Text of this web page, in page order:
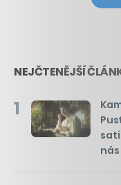
NEJČTENĚJŠÍ
1
nás